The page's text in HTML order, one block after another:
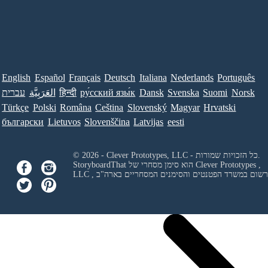
English Español Français Deutsch Italiana Nederlands Português
עברית العَرَبِيَّة हिन्दी ру́сский язы́к Dansk Svenska Suomi Norsk
Türkçe Polski Româna Ceština Slovenský Magyar Hrvatski
български Lietuvos Slovenščina Latvijas eesti
© 2026 - Clever Prototypes, LLC - כל הזכויות שמורות.
Clever Prototypes ,
LLC
ורשום במשרד הפטנטים והסימנים המסחריים בארה"ב